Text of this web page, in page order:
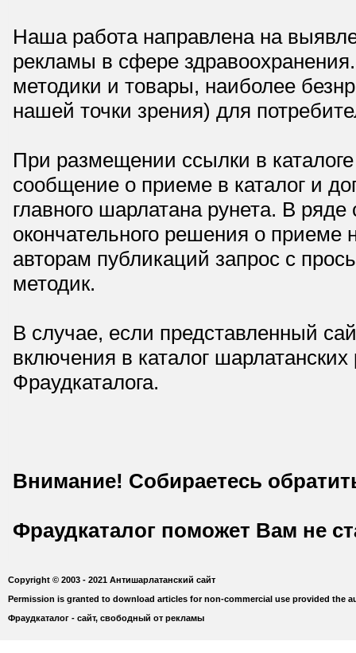
Наша работа направлена на
рекламы в сфере
методики и товары, наиболее
нашей точки зрения) для
При размещении ссылки в
сообщение о приеме в каталог и
главного шарлатана рунета. В
окончательного решения о приеме
авторам публикаций запрос с
методик.
В случае, если представленный
включения в каталог
Фраудкаталога.
Внимание! Собираетесь
Фраудкаталог поможет Вам не
Copyright © 2003 - 2021 Антишарлатанский сайт
Permission is granted to download articles for non-commercial use provided the
Фраудкаталог - сайт, свободный от рекламы